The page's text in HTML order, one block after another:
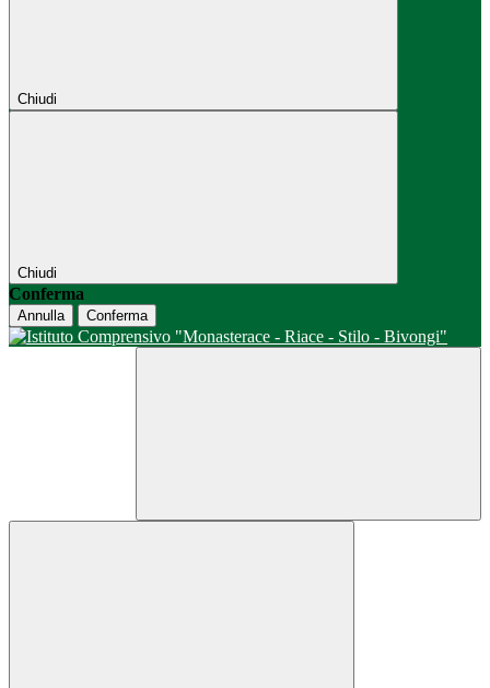
Chiudi
Chiudi
Conferma
Annulla Conferma